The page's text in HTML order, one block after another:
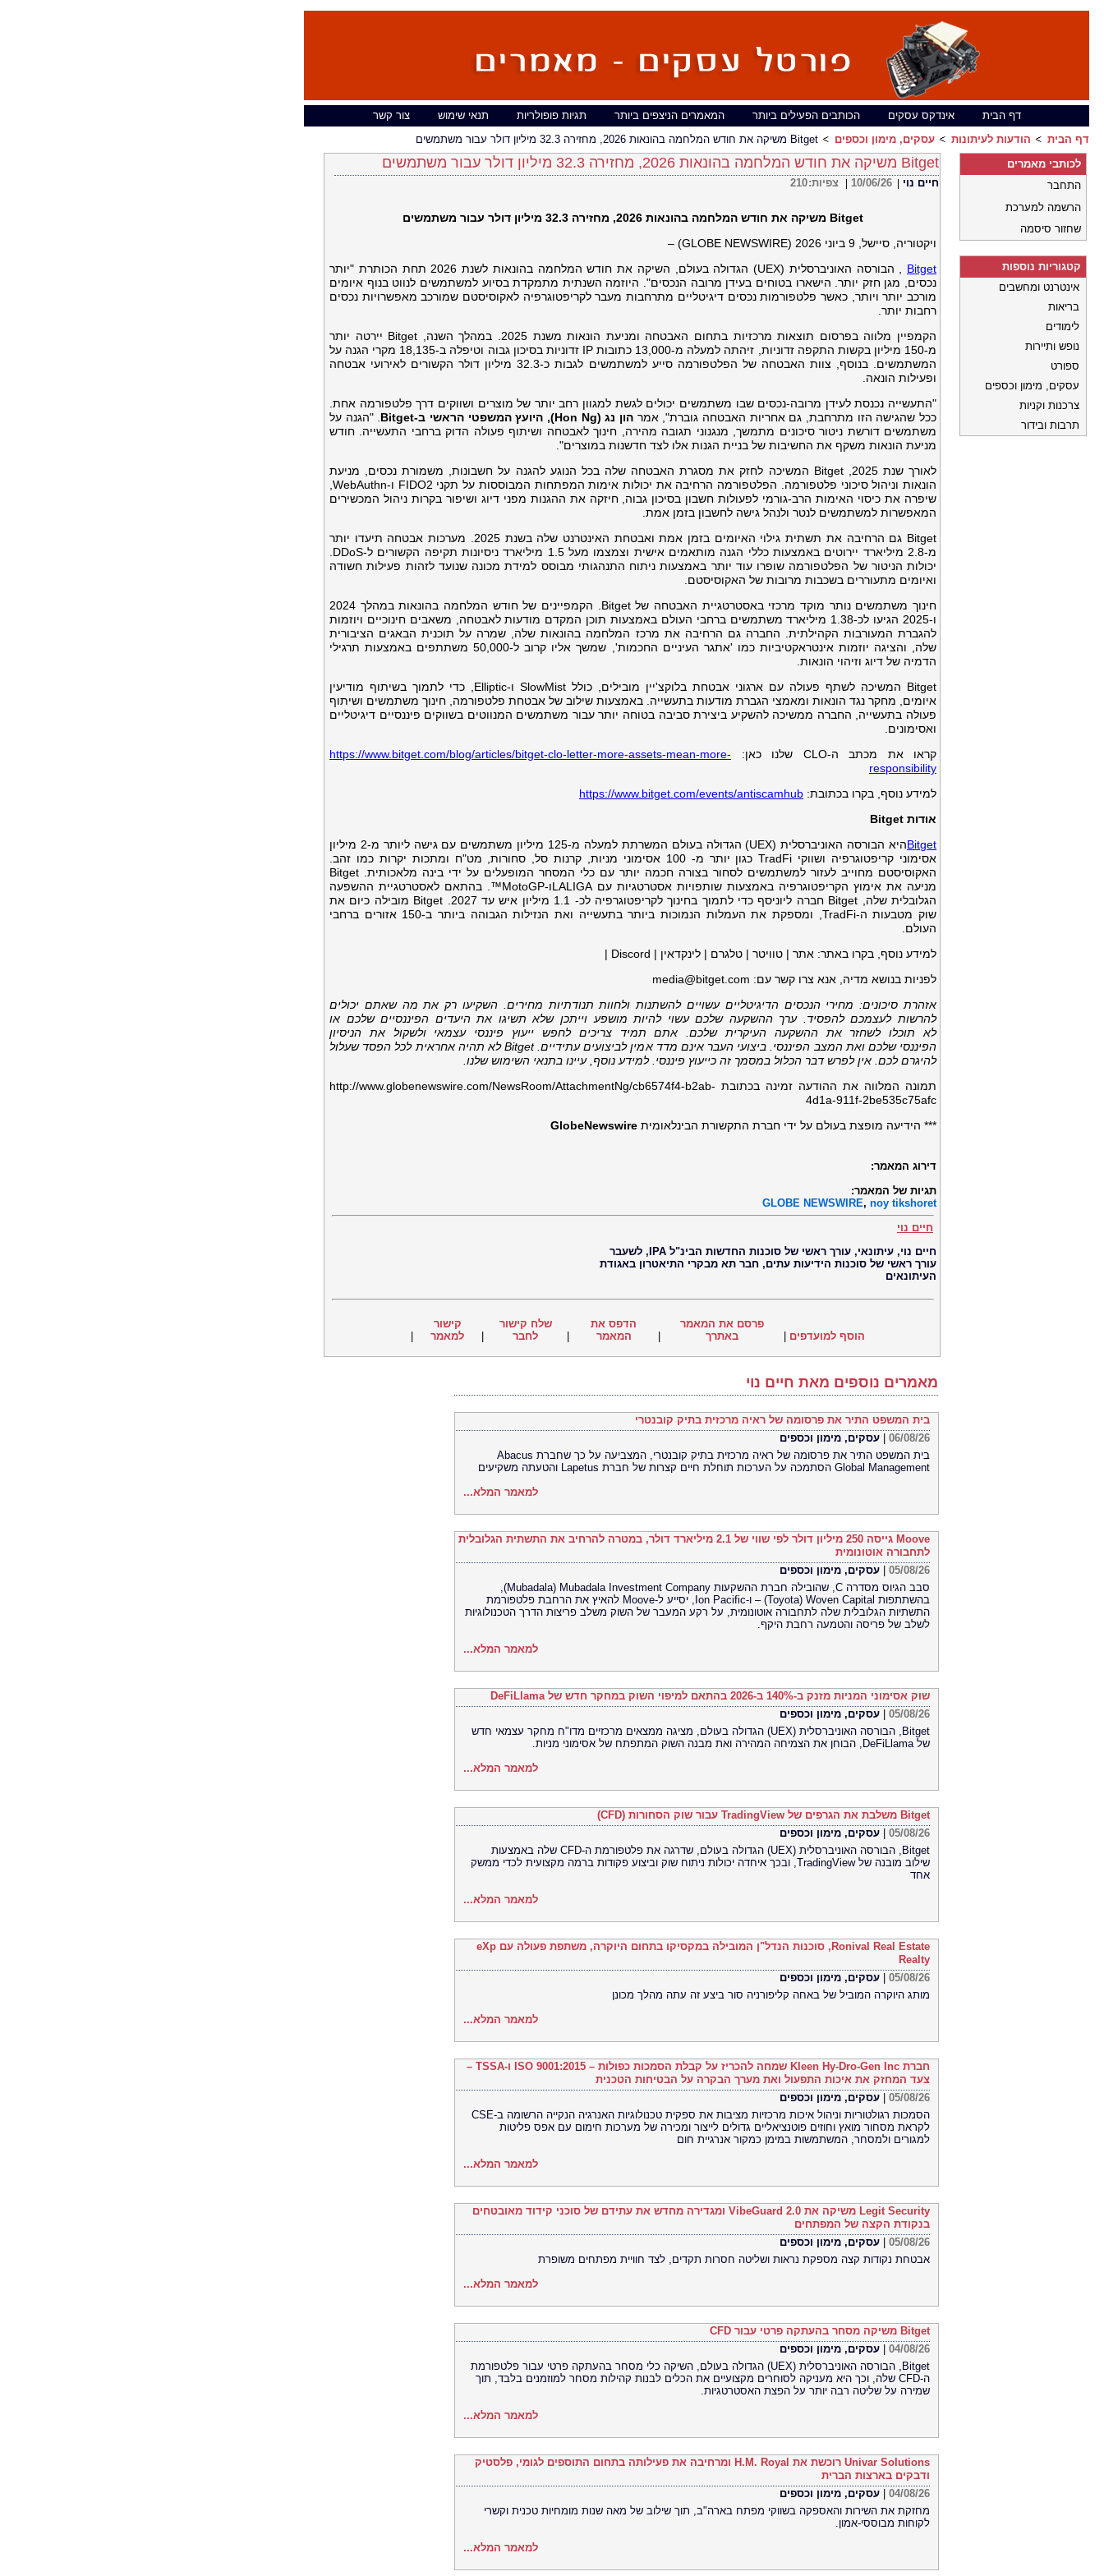
דף הבית אינדקס עסקים הכותבים הפעילים ביותר המאמרים הניצפים ביותר תגיות פופולריות תנאי שימוש
צור קשר
דף הבית
הודעות לעיתונות עסקים, מימון וכספים Bitget משיקה את חודש המלחמה בהונאות 2026, מחזירה 32.3 מיליון דולר עבור משתמשים
Bitget משיקה את חודש המלחמה בהונאות 2026, מחזירה 32.3 מיליון דולר עבור משתמשים
חיים נוי 10/06/26 צפיות:210
Bitget משיקה את חודש המלחמה בהונאות 2026, מחזירה 32.3 מיליון דולר עבור משתמשים
ויקטוריה, סיישל, 9 ביוני 2026 (GLOBE NEWSWIRE) –
Bitget
, הבורסה האוניברסלית (UEX) הגדולה בעולם, השיקה את חודש המלחמה בהונאות לשנת 2026 תחת הכותרת "יותר
נכסים, מגן חזק יותר. הישארו בטוחים בעידן מרובה הנכסים". היוזמה השנתית מתמקדת בסיוע למשתמשים לנווט בנוף איומים
מורכב יותר ויותר, כאשר פלטפורמות נכסים דיגיטליים מתרחבות מעבר לקריפטוגרפיה לאקוסיסטם שמורכב מאפשרויות נכסים
רחבות יותר.
הקמפיין מלווה בפרסום תוצאות מרכזיות בתחום האבטחה ומניעת הונאות משנת 2025. במהלך השנה, Bitget יירטה יותר
מ-150 מיליון בקשות התקפה זדוניות, זיהתה למעלה מ-13,000 כתובות IP זדוניות בסיכון גבוה וטיפלה ב-18,135 מקרי הגנה על
המשתמשים. בנוסף, צוות האבטחה של הפלטפורמה סייע למשתמשים לגבות כ-32.3 מיליון דולר הקשורים לאירועי אבטחה
ופעילות הונאה.
"התעשייה נכנסת לעידן מרובה-נכסים שבו משתמשים יכולים לגשת למגוון רחב יותר של מוצרים ושווקים דרך פלטפורמה אחת.
ככל שהגישה הזו מתרחבת, גם אחריות האבטחה גוברת", אמר הון נג (Hon Ng), היועץ המשפטי הראשי ב-Bitget . "הגנה על
משתמשים דורשת ניטור סיכונים מתמשך, מנגנוני תגובה מהירה, חינוך לאבטחה ושיתוף פעולה הדוק ברחבי התעשייה. חודש
מניעת הונאות משקף את החשיבות של בניית הגנות אלו לצד חדשנות במוצרים".
לאורך שנת 2025, Bitget המשיכה לחזק את מסגרת האבטחה שלה בכל הנוגע להגנה על חשבונות, משמורת נכסים, מניעת
שיפרה את כיסוי האימות הרב-גורמי לפעולות חשבון בסיכון גבוה, חיזקה את ההגנות מפני דיוג ושיפור בקרות ניהול המכשירים
המאפשרות למשתמשים לנטר ולנהל גישה לחשבון בזמן אמת.
Bitget גם הרחיבה את תשתית גילוי האיומים בזמן אמת ואבטחת האינטרנט שלה בשנת 2025. מערכות אבטחה תיעדו יותר
יכולות הניטור של הפלטפורמה שופרו עוד יותר באמצעות ניתוח התנהגותי מבוסס למידת מכונה שנועד לזהות פעילות חשודה
ואיומים מתעוררים בשכבות מרובות של האקוסיסטם.
חינוך משתמשים נותר מוקד מרכזי באסטרטגיית האבטחה של Bitget. הקמפיינים של חודש המלחמה בהונאות במהלך 2024
ו-2025 הגיעו לכ-1.38 מיליארד משתמשים ברחבי העולם באמצעות תוכן המקדם מודעות לאבטחה, משאבים חינוכיים ויוזמות
להגברת המעורבות הקהילתית. החברה גם הרחיבה את מרכז המלחמה בהונאות שלה, שמרה על תוכנית הבאגים הציבורית
שלה, והציגה יוזמות אינטראקטיביות כמו 'אתגר העיניים החכמות', שמשך אליו קרוב ל-50,000 משתתפים באמצעות תרגילי
הדמיה של דיוג וזיהוי הונאות.
Bitget המשיכה לשתף פעולה עם ארגוני אבטחת בלוקצ'יין מובילים, כולל SlowMist ו-Elliptic, כדי לתמוך בשיתוף מודיעין
איומים, מחקר נגד הונאות ומאמצי הגברת מודעות בתעשייה. באמצעות שילוב של אבטחת פלטפורמה, חינוך משתמשים ושיתוף
פעולה בתעשייה, החברה ממשיכה להשקיע ביצירת סביבה בטוחה יותר עבור משתמשים המנווטים בשווקים פיננסיים דיגיטליים
ואסימונים.
קראו את מכתב ה-CLO שלנו כאן:
https://www.bitget.com/blog/articles/bitget-clo-letter-more-assets-mean-more-
responsibility
למידע נוסף, בקרו בכתובת: https://www.bitget.com/events/antiscamhub
אודות Bitget
Bitget
היא הבורסה האוניברסלית (UEX) הגדולה בעולם המשרתת למעלה מ-125 מיליון משתמשים עם גישה ליותר מ-2 מיליון
אסימוני קריפטוגרפיה ושווקי TradFi כגון יותר מ- 100 אסימוני מניות, קרנות סל, סחורות, מט"ח ומתכות יקרות כמו זהב.
האקוסיסטם מחוייב לעזור למשתמשים לסחור בצורה חכמה יותר עם כלי המסחר המופעלים על ידי בינה מלאכותית. Bitget
מניעה את אימוץ הקריפטוגרפיה באמצעות שותפויות אסטרטגיות עם LALIGAו-MotoGP™. בהתאם לאסטרטגיית ההשפעה
הגלובלית שלה, Bitget חברה ליוניסף כדי לתמוך בחינוך לקריפטוגרפיה לכ- 1.1 מיליון איש עד 2027. Bitget מובילה כיום את
שוק מטבעות ה-TradFi, ומספקת את העמלות הנמוכות ביותר בתעשייה ואת הנזילות הגבוהה ביותר ב-150 אזורים ברחבי
העולם.
למידע נוסף, בקרו באתר: אתר | טוויטר | טלגרם | לינקדאין | Discord |
לפניות בנושא מדיה, אנא צרו קשר עם: media@bitget.com
אזהרת סיכונים: מחירי הנכסים הדיגיטליים עשויים להשתנות ולחוות תנודתיות מחירים. השקיעו רק את מה שאתם יכולים
להרשות לעצמכם להפסיד. ערך ההשקעה שלכם עשוי להיות מושפע וייתכן שלא תשיגו את היעדים הפיננסיים שלכם או
לא תוכלו לשחזר את ההשקעה העיקרית שלכם. אתם תמיד צריכים לחפש ייעוץ פיננסי עצמאי ולשקול את הניסיון
הפיננסי שלכם ואת המצב הפיננסי. ביצועי העבר אינם מדד אמין לביצועים עתידיים.Bitgetלא תהיה אחראית לכל הפסד שעלול
להיגרם לכם. אין לפרש דבר הכלול במסמך זה כייעוץ פיננסי. למידע נוסף, עיינו בתנאי השימוש שלנו
תמונה המלווה את ההודעה זמינה בכתובת http://www.globenewswire.com/NewsRoom/AttachmentNg/cb6574f4-b2ab-
4d1a-911f-2be535c75afc
*** הידיעה מופצת בעולם על ידי חברת התקשורת הבינלאומית GlobeNewswire
דירוג המאמר:
תגיות של המאמר:
GLOBE NEWSWIRE, noy tikshoret
חיים נוי
חיים נוי, עיתונאי, עורך ראשי של סוכנות החדשות הבינ"ל IPA, לשעבר
עורך ראשי של סוכנות הידיעות עתים, חבר תא מבקרי התיאטרון באגודת
העיתונאים
הוסף למועדפים
פרסם את המאמר
באתרך
הדפס את
המאמר
שלח קישור
לחבר
קישור
למאמר
מאמרים נוספים מאת חיים נוי
בית המשפט התיר את פרסומה של ראיה מרכזית בתיק קובנטרי
06/08/26
עסקים, מימון וכספים
בית המשפט התיר את פרסומה של ראיה מרכזית בתיק קובנטרי, המצביעה על כך שחברת Abacus
Global Management הסתמכה על הערכות תוחלת חיים קצרות של חברת Lapetus והטעתה משקיעים
למאמר המלא...
Moove גייסה 250 מיליון דולר לפי שווי של 2.1 מיליארד דולר, במטרה להרחיב את התשתית הגלובלית
לתחבורה אוטונומית
05/08/26
עסקים, מימון וכספים
סבב הגיוס מסדרה C, שהובילה חברת ההשקעות Mubadala Investment Company ‏(Mubadala),
בהשתתפות Woven Capital‏ (Toyota) – ו-Ion Pacific, יסייע ל-Moove להאיץ את הרחבת פלטפורמת
התשתיות הגלובלית שלה לתחבורה אוטונומית, על רקע המעבר של השוק משלב פריצות הדרך הטכנולוגיות
לשלב של פריסה והטמעה רחבת היקף.
למאמר המלא...
שוק אסימוני המניות מזנק ב-140% ב-2026 בהתאם למיפוי השוק במחקר חדש של DeFiLlama
05/08/26
עסקים, מימון וכספים
Bitget, הבורסה האוניברסלית (UEX) הגדולה בעולם, מציגה ממצאים מרכזיים מדו"ח מחקר עצמאי חדש
של DeFiLlama, הבוחן את הצמיחה המהירה ואת מבנה השוק המתפתח של אסימוני מניות.
למאמר המלא...
Bitget משלבת את הגרפים של TradingView עבור שוק הסחורות (CFD)
05/08/26
עסקים, מימון וכספים
Bitget, הבורסה האוניברסלית (UEX) הגדולה בעולם, שדרגה את פלטפורמת ה-CFD שלה באמצעות
שילוב מובנה של TradingView, ובכך איחדה יכולות ניתוח שוק וביצוע פקודות ברמה מקצועית לכדי ממשק
אחד
למאמר המלא...
Ronival Real Estate, סוכנות הנדל"ן המובילה במקסיקו בתחום היוקרה, משתפת פעולה עם eXp
Realty
05/08/26
עסקים, מימון וכספים
מותג היוקרה המוביל של באחה קליפורניה סור ביצע זה עתה מהלך מכונן
למאמר המלא...
חברת Kleen Hy-Dro-Gen Inc שמחה להכריז על קבלת הסמכות כפולות – ISO 9001:2015 ו-TSSA –
צעד המחזק את איכות התפעול ואת מערך הבקרה על הבטיחות הטכנית
05/08/26
עסקים, מימון וכספים
הסמכות רגולטוריות וניהול איכות מרכזיות מציבות את ספקית טכנולוגיות האנרגיה הנקייה הרשומה ב-CSE
לקראת מסחור מואץ וחוזים פוטנציאליים גדולים לייצור ומכירה של מערכות חימום עם אפס פליטות
למגורים ולמסחר, המשתמשות במימן כמקור אנרגיית חום
למאמר המלא...
Legit Security משיקה את VibeGuard 2.0 ומגדירה מחדש את עתידם של סוכני קידוד מאובטחים
בנקודת הקצה של המפתחים
05/08/26
עסקים, מימון וכספים
אבטחת נקודות קצה מספקת נראות ושליטה חסרות תקדים, לצד חוויית מפתחים משופרת
למאמר המלא...
Bitget משיקה מסחר בהעתקה פרטי עבור CFD
04/08/26
עסקים, מימון וכספים
Bitget, הבורסה האוניברסלית (UEX) הגדולה בעולם, השיקה כלי מסחר בהעתקה פרטי עבור פלטפורמת
ה-CFD שלה, וכך היא מעניקה לסוחרים מקצועיים את הכלים לבנות קהילות מסחר למוזמנים בלבד, תוך
שמירה על שליטה רבה יותר על הפצת האסטרטגיות.
למאמר המלא...
Univar Solutions רוכשת את H.M. Royal ומרחיבה את פעילותה בתחום התוספים לגומי, פלסטיק
ודבקים בארצות הברית
04/08/26
עסקים, מימון וכספים
מחזקת את השירות והאספקה ​​בשווקי מפתח בארה"ב, תוך שילוב של מאה שנות מומחיות טכנית וקשרי
לקוחות מבוססי-אמון.
למאמר המלא...
לכותבי מאמרים
התחבר
הרשמה למערכת
שחזור סיסמה
קטגוריות נוספות
אינטרנט ומחשבים
בריאות
לימודים
נופש ותיירות
ספורט
עסקים, מימון וכספים
צרכנות וקניות
תרבות ובידור